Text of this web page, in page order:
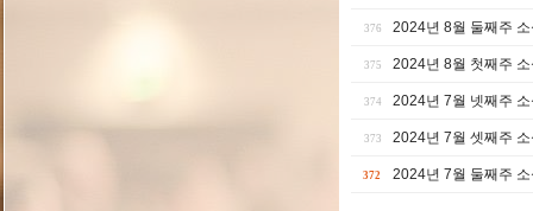
376 2024년 8월 둘째주
375 2024년 8월 첫째주
374 2024년 7월 넷째주
373 2024년 7월 셋째주
372 2024년 7월 둘째주